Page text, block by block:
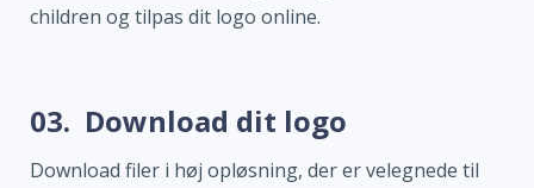
children og tilpas dit logo online.
03. Download dit logo
Download filer i høj opløsning, der er velegnede til